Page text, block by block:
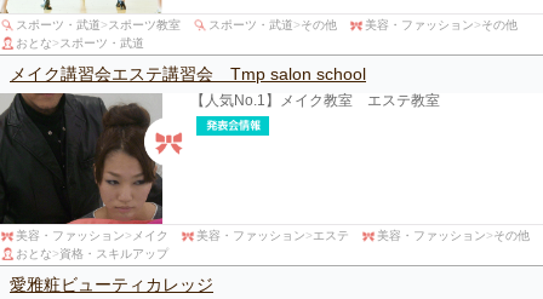
スポーツ・武道> スポーツ教室 スポーツ・武道>その他 美容・ファッション>その他
おとな> スポーツ・武道
メイク講習会エステ講習会 Tmp salon school
【人気No.1】メイク教室 エステ教室
美容・ファッション> メイク 美容・ファッション>エステ 美容・ファッション>その他
おとな>資格・スキルアップ
愛雅粧ビューティカレッジ